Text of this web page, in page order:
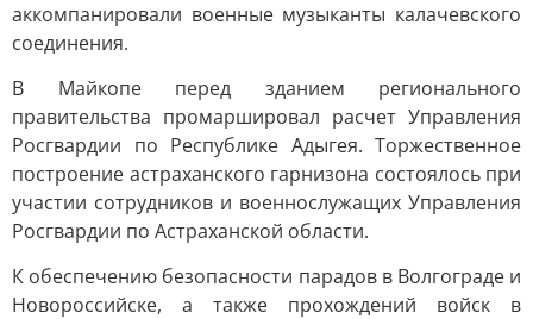
аккомпанировали военные музыканты калачевского
соединения.
В Майкопе перед зданием регионального
правительства промаршировал расчет Управления
Росгвардии по Республике Адыгея. Торжественное
построение астраханского гарнизона состоялось при
участии сотрудников и военнослужащих Управления
Росгвардии по Астраханской области.
К обеспечению безопасности парадов в Волгограде и
Новороссийске, а также прохождений войск в